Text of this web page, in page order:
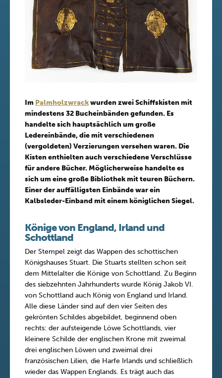
Im Palmholzwrackwurden zwei Schiffskisten mit
mindestens 32 Bucheinbänden gefunden. Es
handelte sich hauptsächlich um große
Ledereinbände, die mit verschiedenen
(vergoldeten) Verzierungen versehen waren. Die
Kisten enthielten auch verschiedene Verschlüsse
für andere Bücher. Möglicherweise handelte es
sich um eine große Bibliothek mit teuren Büchern.
Einer der auffälligsten Einbände war ein
Kalbsleder-Einband mit einem königlichen Siegel.
Könige von England, Irland und
Schottland
Der Stempel zeigt das Wappen des schottischen
Königshauses Stuart. Die Stuarts stellten schon seit
dem Mittelalter die Könige von Schottland. Zu Beginn
des siebzehnten Jahrhunderts wurde König Jakob VI.
von Schottland auch König von England und Irland.
Alle diese Länder sind auf den vier Seiten des
gekrönten Schildes abgebildet, beginnend oben
rechts: der aufsteigende Löwe Schottlands, vier
kleinere Schilde der englischen Krone mit zweimal
drei englischen Löwen und zweimal drei
französischen Lilien, die Harfe Irlands und schließlich
wieder das Wappen Englands. Es trägt auch das